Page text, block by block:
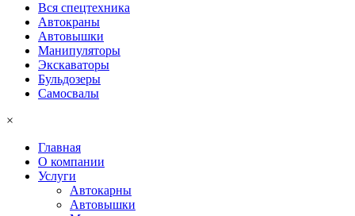
Вся спецтехника
Автокраны
Автовышки
Манипуляторы
Экскаваторы
Бульдозеры
Самосвалы
×
Главная
О компании
Услуги
Автокарны
Автовышки